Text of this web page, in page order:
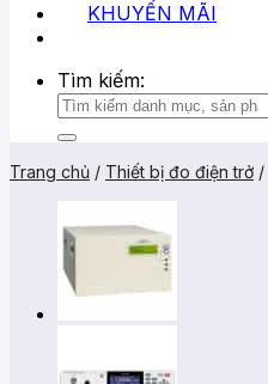
KHUYẾN MÃI
Tìm kiếm:
Trang chủ / Thiết bị đo điện trở /